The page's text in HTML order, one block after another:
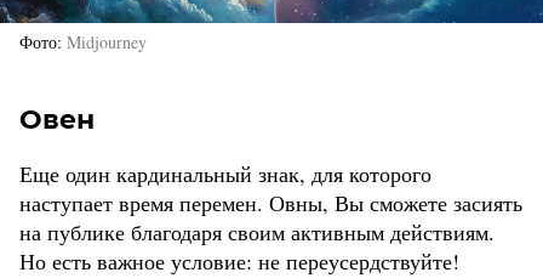
Фото Midjourney
Овен
Еще один кардинальный знак, для которого
наступает время перемен. Овны, Вы сможете засиять
на публике благодаря своим активным действиям.
Но есть важное условие: не переусердствуйте!